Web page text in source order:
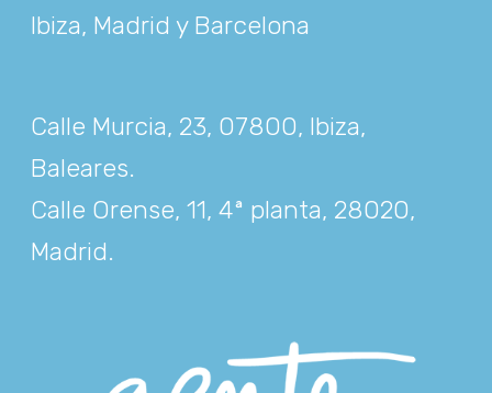
Ibiza, Madrid y Barcelona
Calle Murcia, 23, 07800, Ibiza,
Baleares.
Calle Orense, 11, 4ª planta, 28020,
Madrid.